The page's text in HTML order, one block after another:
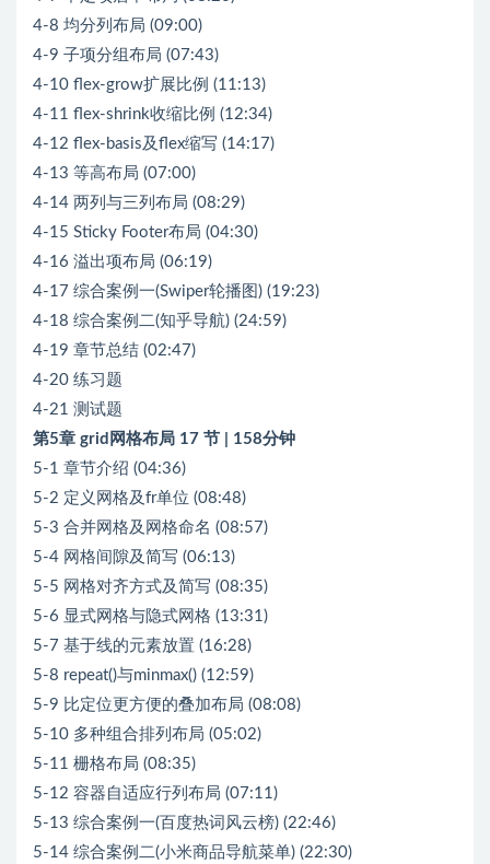
4-8 均分列布局 (09:00)
4-9 子项分组布局 (07:43)
4-10 flex-grow扩展比例 (11:13)
4-11 flex-shrink收缩比例 (12:34)
4-12 flex-basis及flex缩写 (14:17)
4-13 等高布局 (07:00)
4-14 两列与三列布局 (08:29)
4-15 Sticky Footer布局 (04:30)
4-16 溢出项布局 (06:19)
4-17 综合案例一(Swiper轮播图) (19:23)
4-18 综合案例二(知乎导航) (24:59)
4-19 章节总结 (02:47)
4-20 练习题
4-21 测试题
第5章 grid网格布局 17 节 | 158分钟
5-1 章节介绍 (04:36)
5-2 定义网格及fr单位 (08:48)
5-3 合并网格及网格命名 (08:57)
5-4 网格间隙及简写 (06:13)
5-5 网格对齐方式及简写 (08:35)
5-6 显式网格与隐式网格 (13:31)
5-7 基于线的元素放置 (16:28)
5-8 repeat()与minmax() (12:59)
5-9 比定位更方便的叠加布局 (08:08)
5-10 多种组合排列布局 (05:02)
5-11 栅格布局 (08:35)
5-12 容器自适应行列布局 (07:11)
5-13 综合案例一(百度热词风云榜) (22:46)
5-14 综合案例二(小米商品导航菜单) (22:30)